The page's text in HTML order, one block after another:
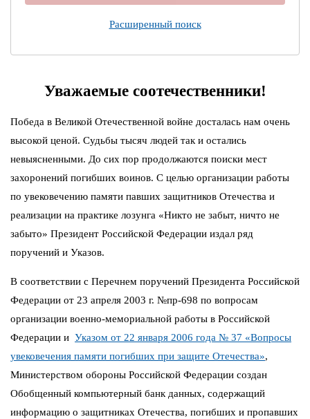
Расширенный поиск
Уважаемые соотечественники!
Победа в Великой Отечественной войне досталась нам очень
высокой ценой. Судьбы тысяч людей так и остались
невыясненными. До сих пор продолжаются поиски мест
захоронений погибших воинов. С целью организации работы
по увековечению памяти павших защитников Отечества и
реализации на практике лозунга «Никто не забыт, ничто не
забыто» Президент Российской Федерации издал ряд
поручений и Указов.
В соответствии с Перечнем поручений Президента Российской
Федерации от 23 апреля 2003 г. №пр-698 по вопросам
организации военно-мемориальной работы в Российской
Федерации и Указом от 22 января 2006 года № 37 «Вопросы
увековечения памяти погибших при защите Отечества»,
Министерством обороны Российской Федерации создан
Обобщенный компьютерный банк данных, содержащий
информацию о защитниках Отечества, погибших и пропавших